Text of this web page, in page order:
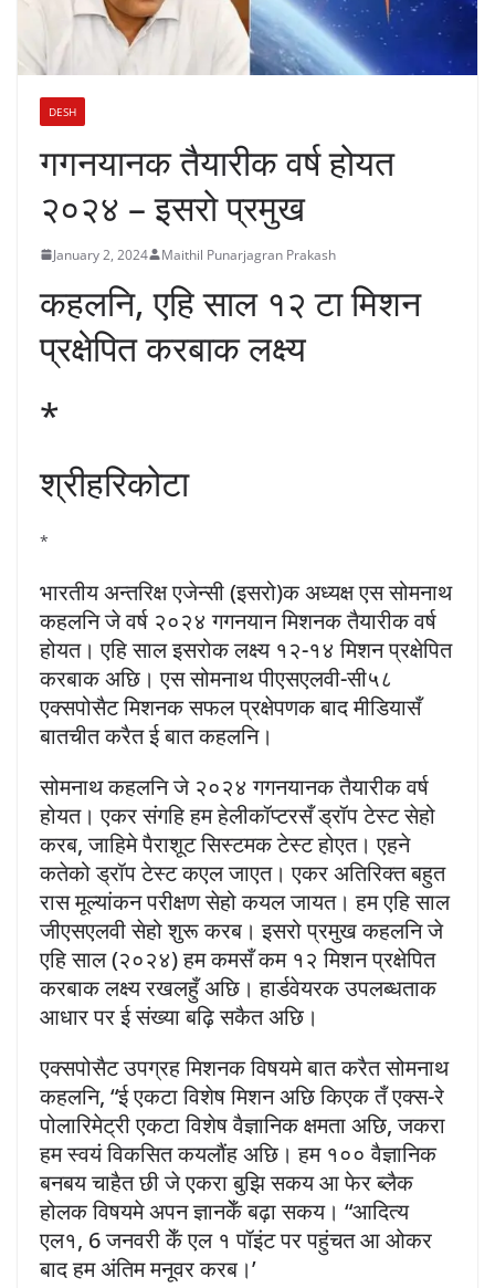
DESH
गगनयानक तैयारीक वर्ष होयत
२०२४ – इसरो प्रमुख
January 2, 2024 Maithil Punarjagran Prakash
कहलनि, एहि साल १२ टा मिशन
प्रक्षेपित करबाक लक्ष्य
*
श्रीहरिकोटा
*
भारतीय अन्तरिक्ष एजेन्सी (इसरो)क अध्यक्ष एस सोमनाथ
कहलनि जे वर्ष २०२४ गगनयान मिशनक तैयारीक वर्ष
होयत। एहि साल इसरोक लक्ष्य १२-१४ मिशन प्रक्षेपित
करबाक अछि। एस सोमनाथ पीएसएलवी-सी५८
एक्सपोसैट मिशनक सफल प्रक्षेपणक बाद मीडियासँ
बातचीत करैत ई बात कहलनि।
सोमनाथ कहलनि जे २०२४ गगनयानक तैयारीक वर्ष
होयत। एकर संगहि हम हेलीकॉप्टरसँ ड्रॉप टेस्ट सेहो
करब, जाहिमे पैराशूट सिस्टमक टेस्ट होएत। एहने
कतेको ड्रॉप टेस्ट कएल जाएत। एकर अतिरिक्त बहुत
रास मूल्यांकन परीक्षण सेहो कयल जायत। हम एहि साल
जीएसएलवी सेहो शुरू करब। इसरो प्रमुख कहलनि जे
एहि साल (२०२४) हम कमसँ कम १२ मिशन प्रक्षेपित
करबाक लक्ष्य रखलहुँ अछि। हार्डवेयरक उपलब्धताक
आधार पर ई संख्या बढ़ि सकैत अछि।
एक्सपोसैट उपग्रह मिशनक विषयमे बात करैत सोमनाथ
कहलनि, “ई एकटा विशेष मिशन अछि किएक तँ एक्स-रे
पोलारिमेट्री एकटा विशेष वैज्ञानिक क्षमता अछि, जकरा
हम स्वयं विकसित कयलौंह अछि। हम १०० वैज्ञानिक
बनबय चाहैत छी जे एकरा बुझि सकय आ फेर ब्लैक
होलक विषयमे अपन ज्ञानकेँ बढ़ा सकय। “आदित्य
एल१, 6 जनवरी केँ एल १ पॉइंट पर पहुंचत आ ओकर
बाद हम अंतिम मनूवर करब।’